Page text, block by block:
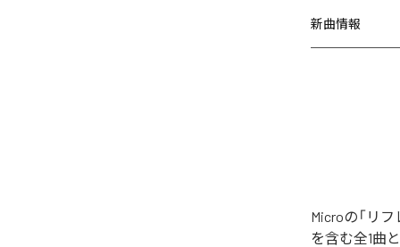
新曲情報
Microの「リ
を含む全1曲